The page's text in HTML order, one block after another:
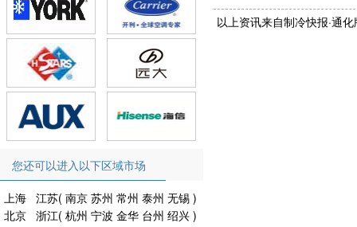
您还可以进入以下区域市场
上海 江苏( 南京 苏州 常州 泰州 无锡 )
北京 浙江( 杭州 宁波 金华 台州 绍兴 )
让家有爱有温暖——热立
以上资讯来自制冷快报·通化